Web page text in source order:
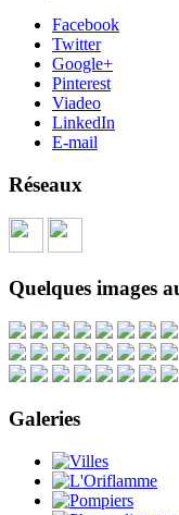
Facebook
Twitter
Google+
Pinterest
Viadeo
LinkedIn
E-mail
Réseaux
Quelques images
Galeries